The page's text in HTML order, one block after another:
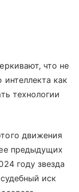
что не
интеллекта как
технологии
движения
предыдущих
году звезда
иск